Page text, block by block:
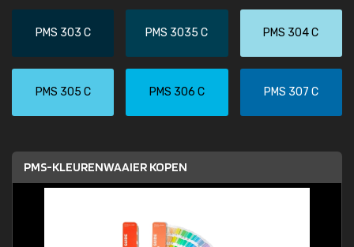
PMS 303 C PMS 3035 C PMS 304 C
PMS 305 C PMS 306 C PMS 307 C
PMS-KLEURENWAAIER KOPEN